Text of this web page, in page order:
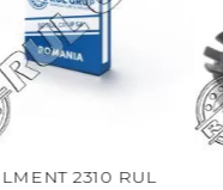
RUL BUCSA